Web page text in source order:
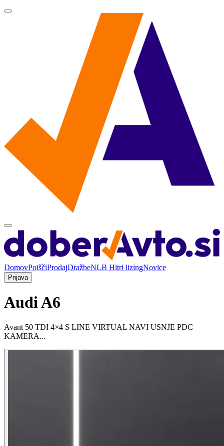
DomovPoiščiProdajDražbeNLB Hitri lizingNovice
Prijava
Audi A6
Avant 50 TDI 4×4 S LINE VIRTUAL NAVI USNJE PDC
KAMERA...